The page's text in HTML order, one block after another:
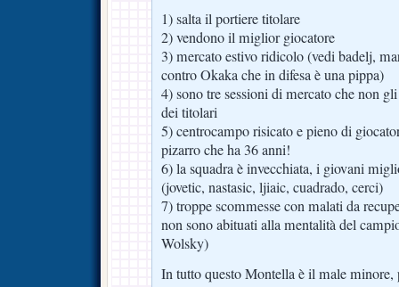
1) salta il portiere titolare
2) vendono il miglior giocatore
3) mercato estivo ridicolo (vedi badelj,
contro Okaka che in difesa è una pippa)
4) sono tre sessioni di mercato che non
dei titolari
5) centrocampo risicato e pieno di
pizarro che ha 36 anni!
6) la squadra è invecchiata, i giovani
(jovetic, nastasic, ljiaic, cuadrado, cerci)
7) troppe scommesse con malati da
non sono abituati alla mentalità del
Wolsky)
In tutto questo Montella è il male minore,